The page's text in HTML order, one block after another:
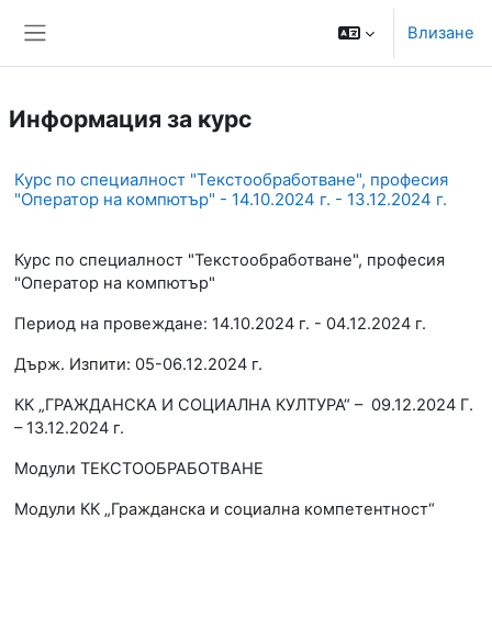
обърнете
включва
за
достъпност.
Влизане
Информация за курс
Курс по специалност "Текстообработване", професия
"Оператор на компютър" - 14.10.2024 г. - 13.12.2024 г.
Курс по специалност "Текстообработване", професия
"Оператор на компютър"
Период на провеждане: 14.10.2024 г. - 04.12.2024 г.
Държ. Изпити: 05-06.12.2024 г.
КК „ГРАЖДАНСКА И СОЦИАЛНА КУЛТУРА“ – 09.12.2024 Г.
– 13.12.2024 г.
Модули ТЕКСТООБРАБОТВАНЕ
Модули КК „Гражданска и социална компетентност“